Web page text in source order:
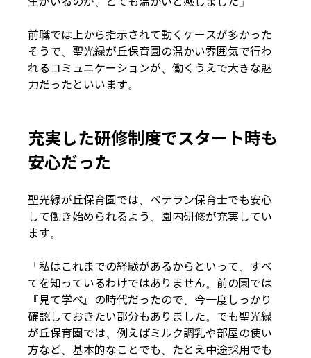
前職では上から指示されて動くケースが多かった
そうで、聖光緑が丘保育園の温かい雰囲気で行わ
れるコミュニケーションが、働くうえで大きな魅
力だったといいます。
充実した研修制度でスタート時も
安心だった
聖光緑が丘保育園では、ベテラン保育士でも安心
して働き始められるよう、園内研修が充実してい
ます。
「私はこれまでの経験があるからといって、すべ
てを知っているわけではありません。前の園では
『見て学べ』の時代だったので、今一度しっかり
確認しておきたい部分もありました。でも聖光緑
が丘保育園では、例えばミルク調乳や部屋の使い
方など、基本的なことでも、たとえ中途採用でも